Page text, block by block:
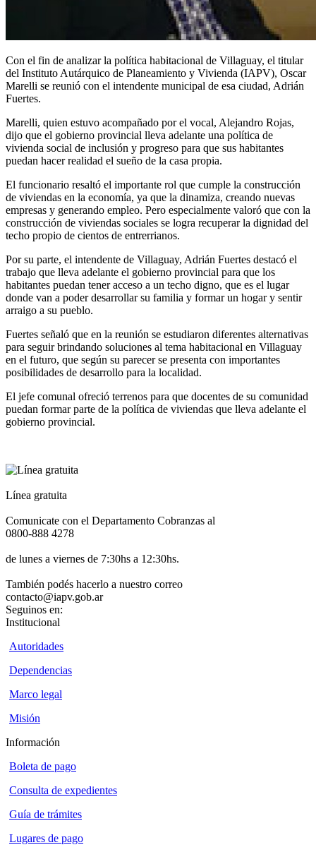
Con el fin de analizar la política habitacional de Villaguay, el titular
del Instituto Autárquico de Planeamiento y Vivienda (IAPV), Oscar
Marelli se reunió con el intendente municipal de esa ciudad, Adrián
Fuertes.
Marelli, quien estuvo acompañado por el vocal, Alejandro Rojas,
dijo que el gobierno provincial lleva adelante una política de
vivienda social de inclusión y progreso para que sus habitantes
puedan hacer realidad el sueño de la casa propia.
El funcionario resaltó el importante rol que cumple la construcción
de viviendas en la economía, ya que la dinamiza, creando nuevas
empresas y generando empleo. Pero especialmente valoró que con la
construcción de viviendas sociales se logra recuperar la dignidad del
techo propio de cientos de entrerrianos.
Por su parte, el intendente de Villaguay, Adrián Fuertes destacó el
trabajo que lleva adelante el gobierno provincial para que los
habitantes puedan tener acceso a un techo digno, que es el lugar
donde van a poder desarrollar su familia y formar un hogar y sentir
arraigo a su pueblo.
Fuertes señaló que en la reunión se estudiaron diferentes alternativas
para seguir brindando soluciones al tema habitacional en Villaguay
en el futuro, que según su parecer se presenta con importantes
posibilidades de desarrollo para la localidad.
El jefe comunal ofreció terrenos para que docentes de su comunidad
puedan formar parte de la política de viviendas que lleva adelante el
gobierno provincial.
Línea gratuita
Comunicate con el Departamento Cobranzas al
0800-888 4278
de lunes a viernes de 7:30hs a 12:30hs.
También podés hacerlo a nuestro correo
contacto@iapv.gob.ar
Seguinos en:
Institucional
Autoridades
Dependencias
Marco legal
Misión
Información
Boleta de pago
Consulta de expedientes
Guía de trámites
Lugares de pago